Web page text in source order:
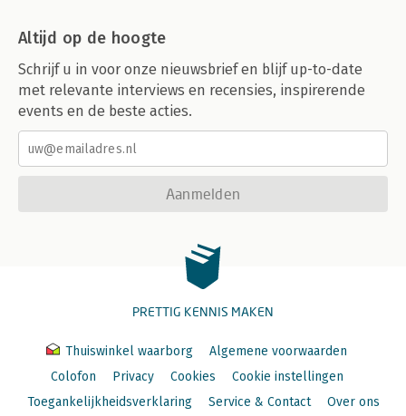
Altijd op de hoogte
Schrijf u in voor onze nieuwsbrief en blijf up-to-date
met relevante interviews en recensies, inspirerende
events en de beste acties.
Aanmelden
PRETTIG KENNIS MAKEN
Thuiswinkel waarborg
Algemene voorwaarden
Colofon
Privacy Cookies
Cookie instellingen
Toegankelijkheidsverklaring
Service & Contact Over ons